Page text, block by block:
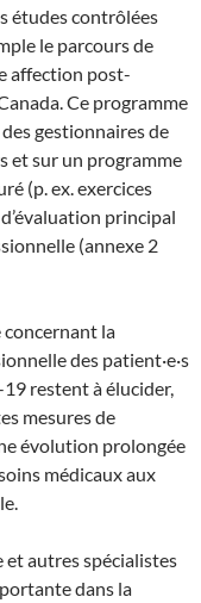
études contrôlées
le parcours de
affection post-
Ce programme
gestionnaires de
et sur un programme
(p. ex. exercices
principal
(annexe 2
concernant la
des patient·e·s
restent à élucider,
mesures de
évolution prolongée
médicaux aux
et autres spécialistes
dans la